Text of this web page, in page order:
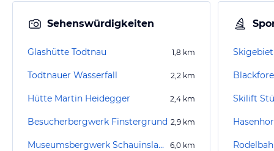
Sehenswürdigkeiten
Glashütte Todtnau 1,8 km
Todtnauer Wasserfall 2,2 km
Hütte Martin Heidegger 2,4 km
Besucherbergwerk Finstergrund 2,9 km
Museumsbergwerk Schauinsland 6,0 km
Skilift